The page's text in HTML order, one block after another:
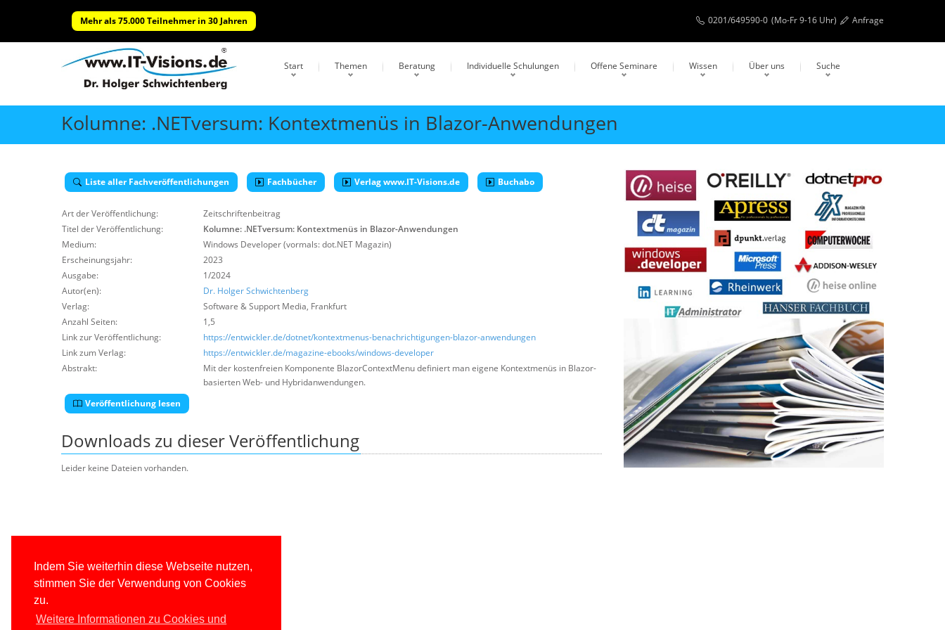
Indem Sie weiterhin diese Webseite nutzen,
stimmen Sie der Verwendung von Cookies
zu.
Weitere Informationen zu Cookies und
Mehr als 75.000 Teilnehmer in 30 Jahren 0201/649590-0 (Mo-Fr 9-16 Uhr) Anfrage
Start Themen Beratung Individuelle Schulungen Offene Seminare Wissen Über uns Suche
Kolumne: .NETversum: Kontextmenüs in Blazor-Anwendungen
Liste aller Fachveröffentlichungen Fachbücher Verlag www.IT-Visions.de Buchabo
Art der Veröffentlichung:
Zeitschriftenbeitrag
Titel der Veröffentlichung:
Kolumne: .NETversum: Kontextmenüs in Blazor-Anwendungen
Medium:
Windows Developer (vormals: dot.NET Magazin)
Erscheinungsjahr:
2023
Ausgabe:
1/2024
Autor(en):
Dr. Holger Schwichtenberg
Verlag:
Software & Support Media, Frankfurt
Anzahl Seiten:
1,5
Link zur Veröffentlichung:
https://entwickler.de/dotnet/kontextmenus-benachrichtigungen-blazor-anwendungen
Link zum Verlag:
https://entwickler.de/magazine-ebooks/windows-developer
Abstrakt:
Mit der kostenfreien Komponente BlazorContextMenu definiert man eigene Kontextmenüs in Blazor-
basierten Web- und Hybridanwendungen.
Veröffentlichung lesen
Downloads zu dieser Veröffentlichung
Leider keine Dateien vorhanden.